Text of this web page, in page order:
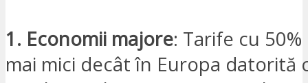
1. Economii majore: Tarife cu
mai mici decât în Europa datorită